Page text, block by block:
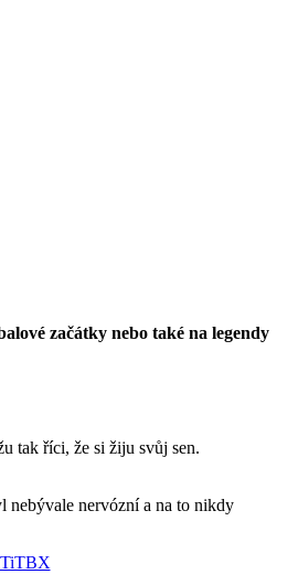
začátky nebo také na legendy
tak říci, že si žiju svůj sen.
nebývale nervózní a na to nikdy